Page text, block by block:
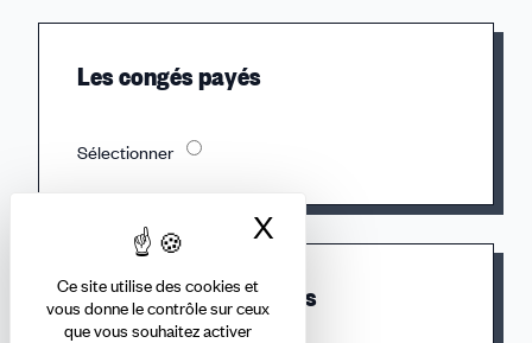
Ce site utilise des cookies et
vous donne le contrôle sur ceux
que vous souhaitez activer
X Masquer le
Les congés payés
Sélectionner
Les congés spécifiques